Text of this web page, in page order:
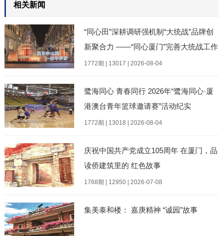
相关新闻
“同心田”深耕调研强机制“大统战”品牌创
新聚合力 ——“同心厦门”完善大统战工作
格局现场专题调研暨“137”全域实践阶段
1772期 | 13017 | 2026-08-04
鹭海同心 青春同行 2026年“鹭海同心·厦
港澳台青年篮球邀请赛”活动纪实
1772期 | 13018 | 2026-08-04
庆祝中国共产党成立105周年 在厦门，品
读侨建筑里的 红色故事
1768期 | 12950 | 2026-07-08
集美泰和楼： 嘉庚精神 “诚园”故事